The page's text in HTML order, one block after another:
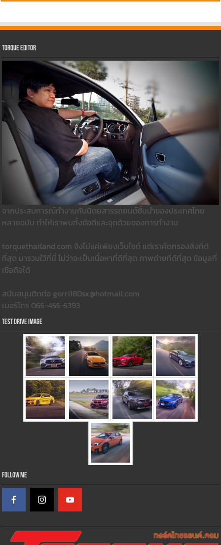
Torque Editor
จากประสบการณ์ทำงานกับนิตยสารรถยนต์ชั้นนำของประเทศไทย
หลายฉบับ ทำให้เราพบทั้งข้อดีและจุดด้วยของการทำงาน
torquethailand.com จึงไม่แค่เพียงเว็บไซต์ แต่เราคัดกรองสิ่งที่ดี
ที่สุด มารวมใว้ที่นี่ ไม่ว่าจะเป็นเนื้อหาที่ดีที่สุด ภาพถ่ายที่ดีที่สุด ข้อมูลที่
เชื่อถือได้
สนับสนุนติดต่อ gorri180sx@hotmail.com
เบอร์โทร 065-455-5393
Test Drive Image
Follow Me